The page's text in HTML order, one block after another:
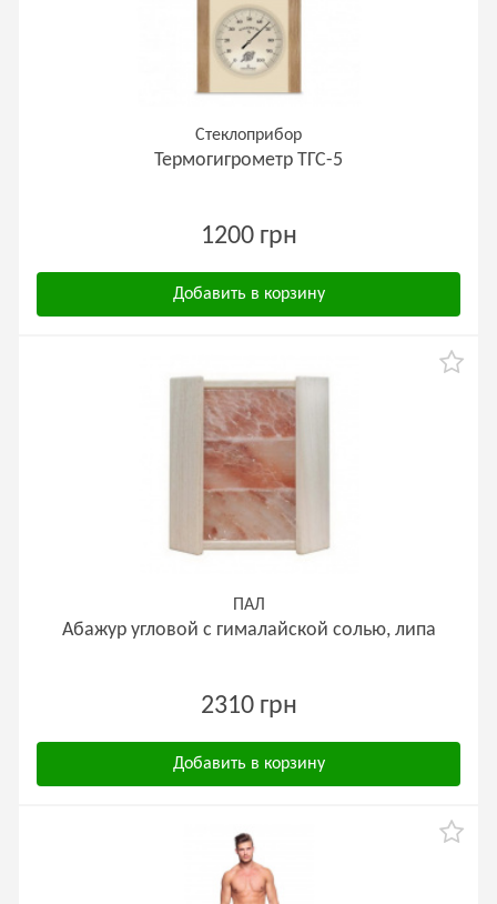
Стеклоприбор
Термогигрометр ТГС-5
1200 грн
Добавить в корзину
ПАЛ
Абажур угловой с гималайской солью, липа
2310 грн
Добавить в корзину